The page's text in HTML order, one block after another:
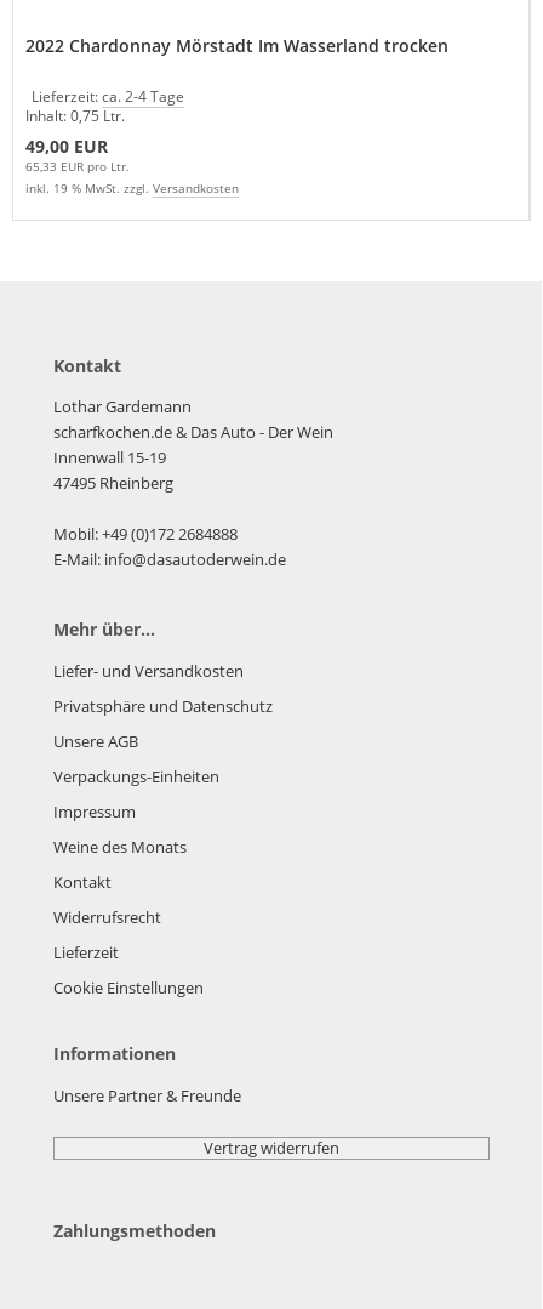
2022 Chardonnay Mörstadt Im Wasserland trocken
Lieferzeit:ca. 2-4 Tage
Inhalt: 0,75 Ltr.
49,00 EUR
65,33 EUR pro Ltr.
inkl. 19 % MwSt. zzgl. Versandkosten
Kontakt
Lothar Gardemann
scharfkochen.de& Das Auto - Der Wein
Innenwall 15-19
47495 Rheinberg
Mobil: +49 (0)172 2684888
E-Mail: info@dasautoderwein.de
Mehr über...
Liefer- und Versandkosten
Privatsphäre und Datenschutz
Unsere AGB
Verpackungs-Einheiten
Impressum
Weine des Monats
Kontakt
Widerrufsrecht
Lieferzeit
Cookie Einstellungen
Informationen
Unsere Partner & Freunde
Vertrag widerrufen
Zahlungsmethoden